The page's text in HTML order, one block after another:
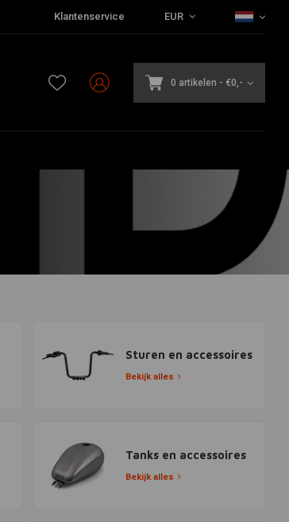
Klantenservice EUR
0 artikelen - €0,-
Sturen en accessoires
Bekijk alles
Tanks en accessoires
Bekijk alles